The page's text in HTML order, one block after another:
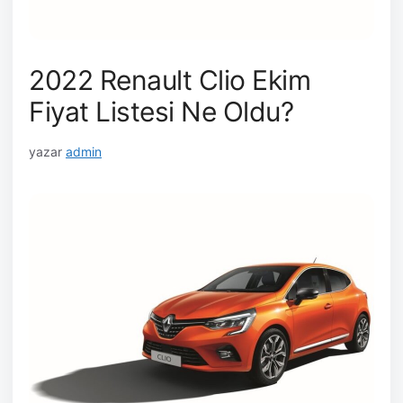
2022 Renault Clio Ekim
Fiyat Listesi Ne Oldu?
yazar admin